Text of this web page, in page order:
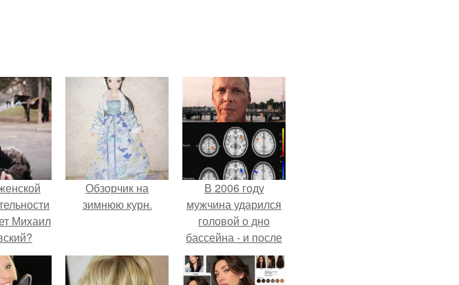
Михаил
Обзорчик на
зимнюю курн.
В 2006 году
мужчина ударился
головой о дно
бассейна - и после
этого его жизнь
изменилась самым